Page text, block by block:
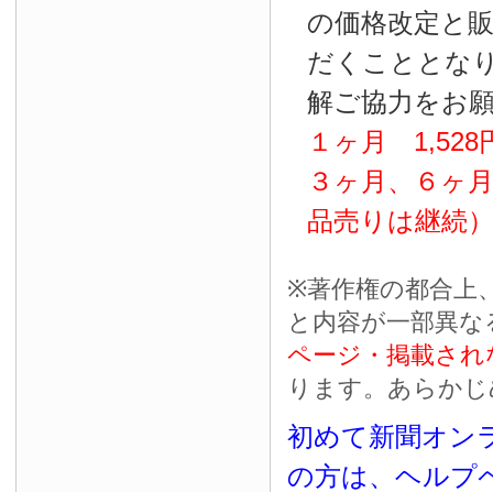
の価格改定と
だくこととな
解ご協力をお
１ヶ月 1,528
３ヶ月、６ヶ
品売りは継続）
※著作権の都合上
と内容が一部異な
ページ・掲載され
ります。あらか
初めて新聞オン
の方は、ヘルプ